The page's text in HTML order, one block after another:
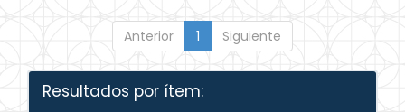
Anterior 1 Siguiente
Resultados por ítem: